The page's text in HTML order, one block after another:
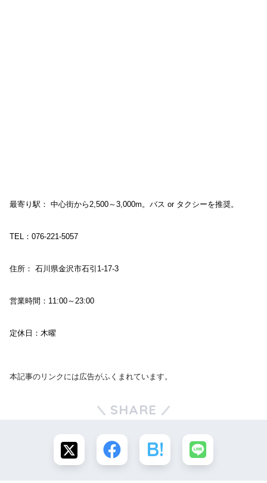
最寄り駅： 中心街から2,500～3,000m。バス or タクシーを推奨。
TEL：076-221-5057
住所： 石川県金沢市石引1-17-3
営業時間：11:00～23:00
定休日：木曜
本記事のリンクには広告がふくまれています。
SHARE